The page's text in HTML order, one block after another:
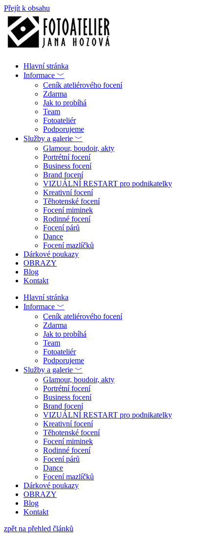
Přejít k obsahu
Hlavní stránka
Informace ﹀
Ceník ateliérového focení
Zdarma
Jak to probíhá
Team
Fotoateliér
Podporujeme
Služby a galerie ﹀
Glamour, boudoir, akty
Portrétní focení
Business focení
Brand focení
VIZUÁLNÍ RESTART pro podnikatelky
Kreativní focení
Těhotenské focení
Focení miminek
Rodinné focení
Focení párů
Dance
Focení mazlíčků
Dárkové poukazy
OBRAZY
Blog
Kontakt
Hlavní stránka
Informace ﹀
Ceník ateliérového focení
Zdarma
Jak to probíhá
Team
Fotoateliér
Podporujeme
Služby a galerie ﹀
Glamour, boudoir, akty
Portrétní focení
Business focení
Brand focení
VIZUÁLNÍ RESTART pro podnikatelky
Kreativní focení
Těhotenské focení
Focení miminek
Rodinné focení
Focení párů
Dance
Focení mazlíčků
Dárkové poukazy
OBRAZY
Blog
Kontakt
zpět na přehled článků